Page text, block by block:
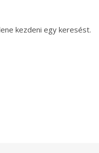
kezdeni egy keresést.